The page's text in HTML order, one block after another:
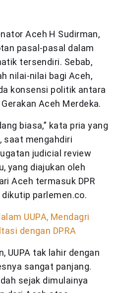
Aceh H Sudirman,
pasal-pasal dalam
tersendiri. Sebab,
nilai-nilai bagi Aceh,
konsensi politik antara
Aceh Merdeka.
biasa,” kata pria yang
saat mengahdiri
judicial review
yang diajukan oleh
Aceh termasuk DPR
parlemen.co.
UUPA, Mendagri
dengan DPRA
UUPA tak lahir dengan
sangat panjang.
sejak dimulainya